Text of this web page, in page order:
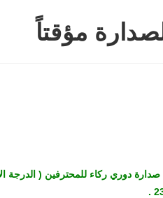
مؤقتاً
دوري ركاء للمحترفين ( الدرجة